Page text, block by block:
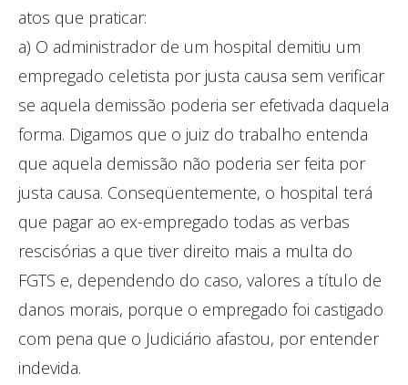
atos que praticar:
a) O administrador de um hospital demitiu um
empregado celetista por justa causa sem verificar
se aquela demissão poderia ser efetivada daquela
forma. Digamos que o juiz do trabalho entenda
que aquela demissão não poderia ser feita por
justa causa. Conseqüentemente, o hospital terá
que pagar ao ex-empregado todas as verbas
rescisórias a que tiver direito mais a multa do
FGTS e, dependendo do caso, valores a título de
danos morais, porque o empregado foi castigado
com pena que o Judiciário afastou, por entender
indevida.